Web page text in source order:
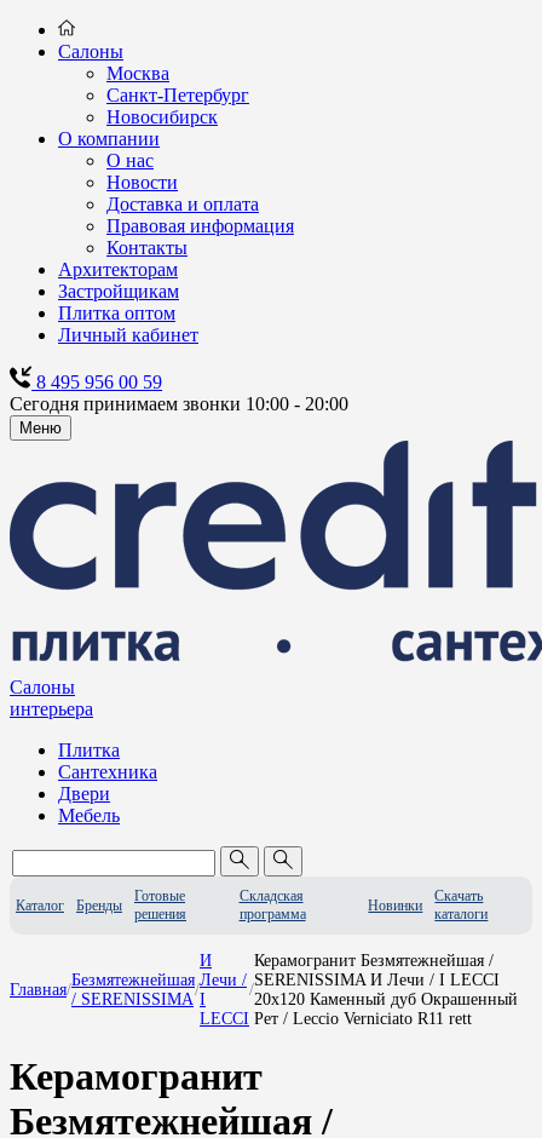
Салоны
Москва
Санкт-Петербург
Новосибирск
О компании
О нас
Новости
Доставка и оплата
Правовая информация
Контакты
Архитекторам
Застройщикам
Плитка оптом
Личный кабинет
8 495 956 00 59
Сегодня принимаем звонки 10:00 - 20:00
Меню
Салоны
интерьера
Плитка
Сантехника
Двери
Мебель
Каталог Бренды
Готовые
решения
Складская
программа
Новинки
Скачать
каталоги
Главная/
Безмятежнейшая
/ SERENISSIMA
/
И
Лечи /
I
LECCI
/
Керамогранит Безмятежнейшая /
SERENISSIMA И Лечи / I LECCI
20x120 Каменный дуб Окрашенный
Рет / Leccio Verniciato R11 rett
Керамогранит
Безмятежнейшая /